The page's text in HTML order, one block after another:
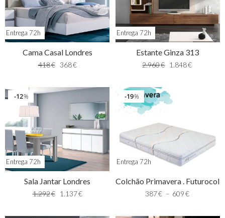
Entrega 72h
Cama Casal Londres
418€ 368€
Entrega 72h
Estante Ginza 313
2.960€ 1.848€
Entrega 72h
%
12
Sala Jantar Londres
1.292€ 1.137€
Entrega 72h
%
19
Colchão Primavera . Futurocol
387€ – 609€